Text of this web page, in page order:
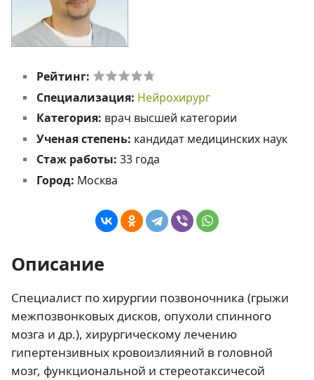
Рейтинг:
Специализация: Нейрохирург
Категория: врач высшей категории
Ученая степень: кандидат медицинских наук
Стаж работы: 33 года
Город: Москва
Описание
Специалист по хирургии позвоночника (грыжи
межпозвонковых дисков, опухоли спинного
мозга и др.), хирургическому лечению
гипертензивных кровоизлияний в головной
мозг, функциональной и стереотаксичесой